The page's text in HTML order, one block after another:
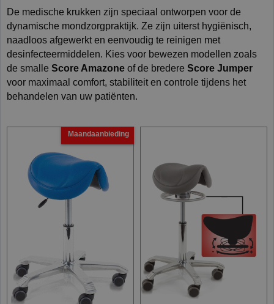
De medische krukken zijn speciaal ontworpen voor de
dynamische mondzorgpraktijk. Ze zijn uiterst hygiënisch,
naadloos afgewerkt en eenvoudig te reinigen met
desinfecteermiddelen. Kies voor bewezen modellen zoals
de smalle Score Amazone of de bredere Score Jumper
voor maximaal comfort, stabiliteit en controle tijdens het
behandelen van uw patiënten.
Maandaanbieding